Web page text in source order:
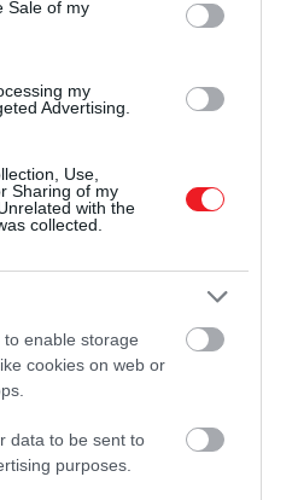
Sale of my
my
Advertising.
Use,
Sharing of my
with the
collected.
enable storage
cookies on web or
data to be sent to
purposes.
és gyakran inkább
lefagysz, előfordulhat,
kiabáljanak veled